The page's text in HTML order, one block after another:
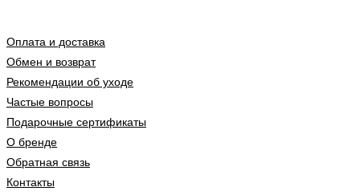
Оплата и доставка
Обмен и возврат
Рекомендации об уходе
Частые вопросы
Подарочные сертификаты
О бренде
Обратная связь
Контакты